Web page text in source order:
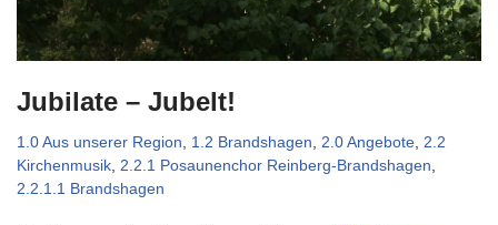
Jubilate – Jubelt!
1.0 Aus unserer Region, 1.2 Brandshagen, 2.0 Angebote, 2.2
Kirchenmusik, 2.2.1 Posaunenchor Reinberg-Brandshagen,
2.2.1.1 Brandshagen